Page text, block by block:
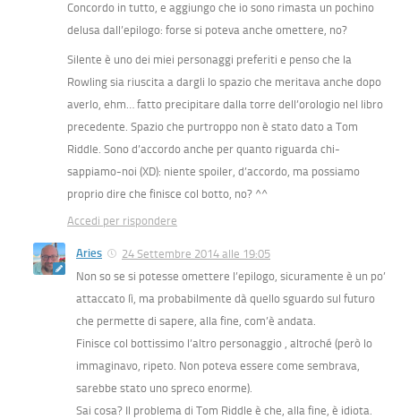
Concordo in tutto, e aggiungo che io sono rimasta un pochino
delusa dall’epilogo: forse si poteva anche omettere, no?
Silente è uno dei miei personaggi preferiti e penso che la
Rowling sia riuscita a dargli lo spazio che meritava anche dopo
averlo, ehm… fatto precipitare dalla torre dell’orologio nel libro
precedente. Spazio che purtroppo non è stato dato a Tom
Riddle. Sono d’accordo anche per quanto riguarda chi-
sappiamo-noi (XD): niente spoiler, d’accordo, ma possiamo
proprio dire che finisce col botto, no? ^^
Accedi per rispondere
Aries
24 Settembre 2014 alle 19:05
Non so se si potesse omettere l’epilogo, sicuramente è un po’
attaccato lì, ma probabilmente dà quello sguardo sul futuro
che permette di sapere, alla fine, com’è andata.
Finisce col bottissimo l’altro personaggio , altroché (però lo
immaginavo, ripeto. Non poteva essere come sembrava,
sarebbe stato uno spreco enorme).
Sai cosa? Il problema di Tom Riddle è che, alla fine, è idiota.